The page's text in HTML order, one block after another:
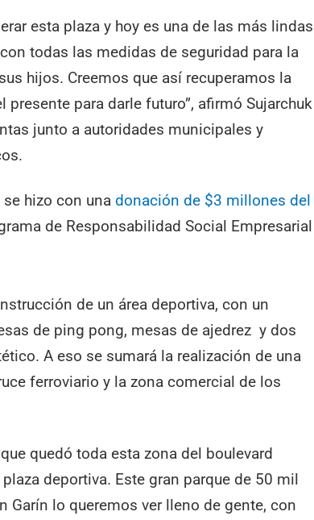
esta plaza y hoy es una de las más lindas
todas las medidas de seguridad para la
hijos. Creemos que así recuperamos la
para darle futuro”, afirmó Sujarchuk
junto a autoridades municipales y
se hizo con unadonación de $3 millones del
de Responsabilidad Social Empresarial
de un área deportiva, con un
de ping pong, mesas de ajedrez y dos
A eso se sumará la realización de una
ferroviario y la zona comercial de los
quedó toda esta zona del boulevard
deportiva. Este gran parque de 50 mil
Garín lo queremos ver lleno de gente, con